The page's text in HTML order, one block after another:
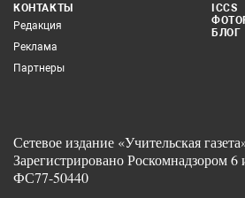
КОНТАКТЫ
Редакция
Реклама
Партнеры
ICCS
БЛОГ
Сетевое издание «Учительская
Зарегистрировано Роскомнадзором
ФС77-50440